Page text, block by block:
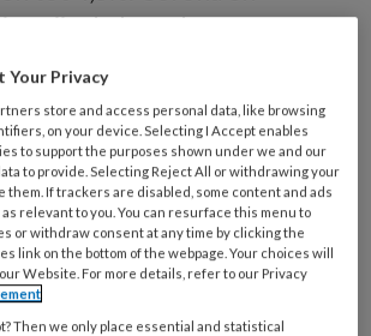
zijn de boosdoeners, zo
HumanCapitalCare.
het verzuim nog naar het
van voor de
in 2019, maar in september
toe. Vooral het aantal
door corona stijgt erg hard.
werd in de eerste
Your Privacy
store and access personal data, like browsing
on your device. Selecting I Accept enables
to support the purposes shown under we and our
to provide. Selecting Reject All or withdrawing your
them. If trackers are disabled, some content and ads
as relevant to you. You can resurface this menu to
or withdraw consent at any time by clicking the
link on the bottom of the webpage. Your choices will
Website. For more details, refer to our Privacy
Then we only place essential and statistical